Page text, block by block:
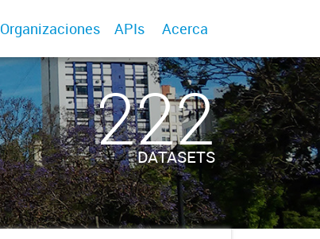
Organizaciones APIs Acerca
222
DATASETS